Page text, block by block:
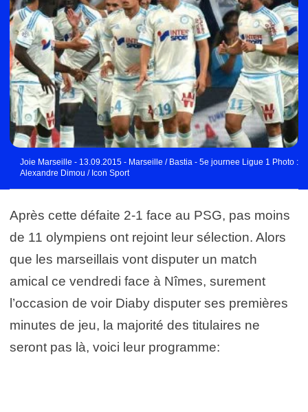
Joie Marseille - 13.09.2015 - Marseille / Bastia - 5e journee Ligue 1 Photo :
Alexandre Dimou / Icon Sport
Après cette défaite 2-1 face au PSG, pas moins
de 11 olympiens ont rejoint leur sélection. Alors
que les marseillais vont disputer un match
amical ce vendredi face à Nîmes, surement
l’occasion de voir Diaby disputer ses premières
minutes de jeu, la majorité des titulaires ne
seront pas là, voici leur programme: